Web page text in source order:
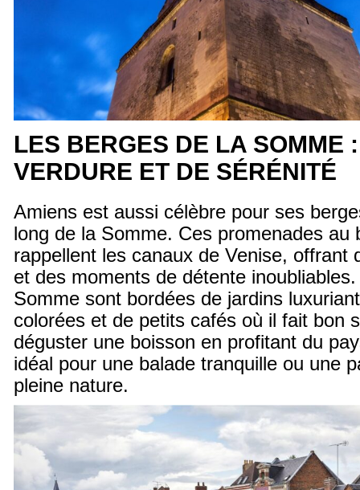
LES BERGES DE LA SOMME
VERDURE ET DE SÉRÉNITÉ
Amiens est aussi célèbre pour ses
long de la Somme. Ces promenades au
rappellent les canaux de Venise, offrant
et des moments de détente
Somme sont bordées de jardins
colorées et de petits cafés où il fait bon
déguster une boisson en profitant du
idéal pour une balade tranquille ou une
pleine nature.